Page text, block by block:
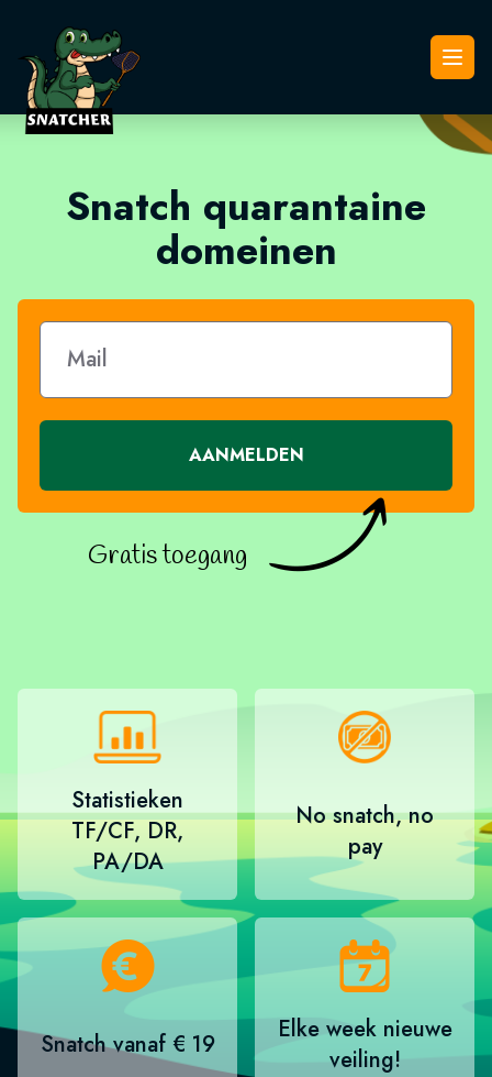
Snatcher
Snatch quarantaine
domeinen
AANMELDEN
Gratis toegang
Statistieken
TF/CF, DR,
PA/DA
No snatch, no
pay
Snatch vanaf € 19
Elke week nieuwe
veiling!